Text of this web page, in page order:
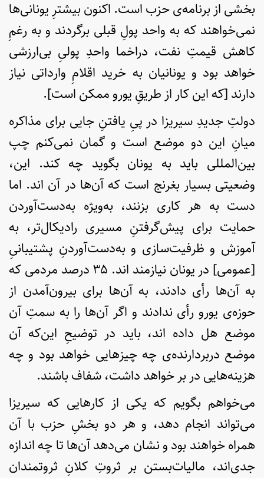
بخشی از برنامه‌ی حزب است. اکنون بیشترِ یونانی‌ها
نمی‌خواهند که به واحد پولِ قبلی برگردند و به رغمِ
کاهش قیمتِ نفت، دراخما واحدِ پولیِ بی‌ارزشی
خواهد بود و یونانیان به خرید اقلامِ وارداتی نیاز
دارند [که این کار از طریقِ یورو ممکن است].
دولتِ جدیدِ سیریزا در پیِ یافتنِ جایی برای مذاکره‌
میانِ این دو موضع است و گمان نمی‌کنم چپ
بین‌المللی باید به یونان بگوید چه کند. این،
وضعیتی بسیار بغرنج است که آن‌ها در آن اند. اما
دست به هر کاری بزنند، به‌ویژه به‌دست‌آوردن
حمایت برای پیش‌گرفتنِ مسیری رادیکال‌تر، به
آموزش و ظرفیت‌سازی و به‌دست‌آوردنِ پشتیبانیِ
[عمومی] در یونان نیازمند اند. ۳۵ درصد مردمی که
به آن‌ها رأی دادند، به آن‌ها برای بیرون‌آمدن از
حوزه‌ی یورو رأی ندادند و اگر آن‌ها را به سمتِ آن
موضع هل داده اند، باید در توضیحِ این‌که آن
موضع دربردارنده‌ی چه چیزهایی خواهد بود و چه
هزینه‌هایی در بر خواهد داشت، شفاف باشند.
می‌خواهم بگویم که یکی از کارهایی که سیریزا
می‌تواند انجام دهد، و هر دو بخشِ حزب با آن
همراه خواهند بود و نشان می‌دهد آن‌ها تا چه اندازه
جدی‌اند، مالیات‌بستن بر ثروتِ کلانِ ثروتمندان